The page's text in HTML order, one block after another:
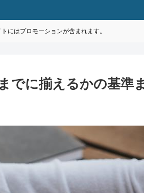
トにはプロモーションが含まれます。
でに揃えるかの基準